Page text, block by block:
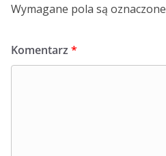
Wymagane pola są oznaczone
Komentarz *